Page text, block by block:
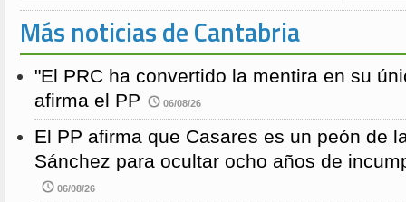
Más noticias de Cantabria
"El PRC ha convertido la mentira en su
afirma el PP
06/08/26
El PP afirma que Casares es un peón de
Sánchez para ocultar ocho años de
06/08/26